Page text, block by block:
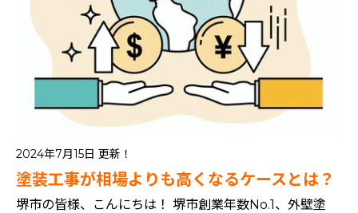
2024年7月15日 更新！
塗装工事が相場よりも高くなるケースとは？
堺市の皆様、こんにちは！ 堺市創業年数No.1、外壁塗